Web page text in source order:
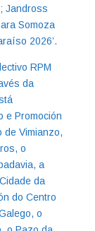
Jandross
Somoza
2026’.
RPM
da
e Promoción
de Vimianzo,
o
a
da
do Centro
o